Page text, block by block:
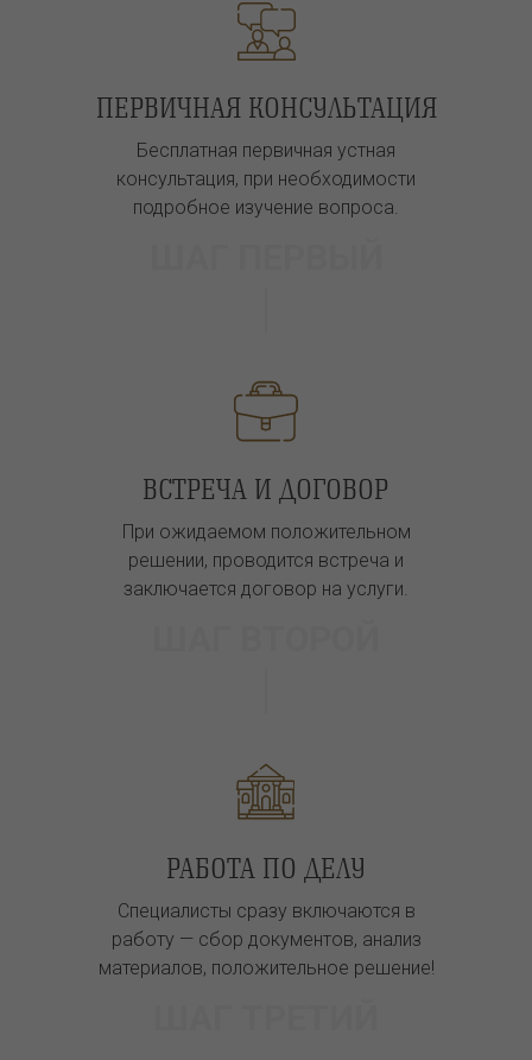
ПЕРВИЧНАЯ КОНСУЛЬТАЦИЯ
Бесплатная первичная устная
консультация, при необходимости
подробное изучение вопроса.
ВСТРЕЧА И ДОГОВОР
При ожидаемом положительном
решении, проводится встреча и
заключается договор на услуги.
РАБОТА ПО ДЕЛУ
Специалисты сразу включаются в
работу — сбор документов, анализ
материалов, положительное решение!